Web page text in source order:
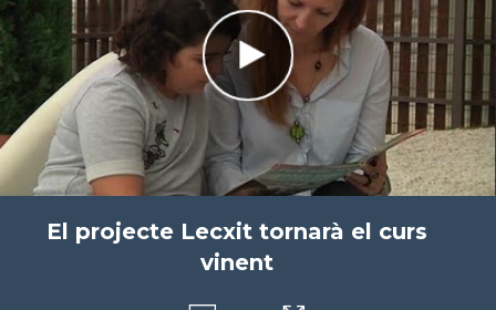
El projecte Lecxit tornarà el curs
vinent